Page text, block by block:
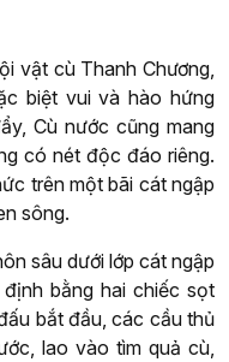
vật cù Thanh Chương,
biệt vui và hào hứng
Cù nước cũng mang
có nét độc đáo riêng.
trên một bãi cát ngập
sông.
sâu dưới lớp cát ngập
bằng hai chiếc sọt
bắt đầu, các cầu thủ
lao vào tìm quả cù,